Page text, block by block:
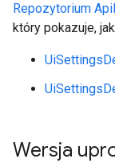
Repozytorium
który pokazuje,
Wersja